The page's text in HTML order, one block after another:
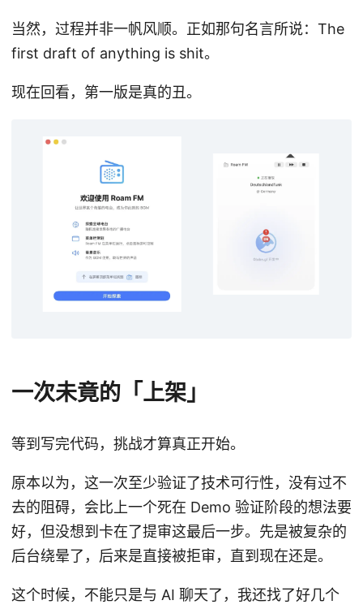
当然，过程并非一帆风顺。正如那句名言所说：The
first draft of anything is shit。
现在回看，第一版是真的丑。
一次未竟的「上架」
等到写完代码，挑战才算真正开始。
原本以为，这一次至少验证了技术可行性，没有过不
去的阻碍，会比上一个死在 Demo 验证阶段的想法要
好，但没想到卡在了提审这最后一步。先是被复杂的
后台绕晕了，后来是直接被拒审，直到现在还是。
这个时候，不能只是与 AI 聊天了，我还找了好几个